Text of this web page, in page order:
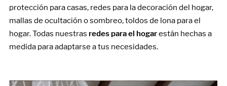
protección para casas, redes para la decoración del hogar,
mallas de ocultación o sombreo, toldos de lona para el
hogar. Todas nuestras redes para el hogarestán hechas a
medida para adaptarse a tus necesidades.